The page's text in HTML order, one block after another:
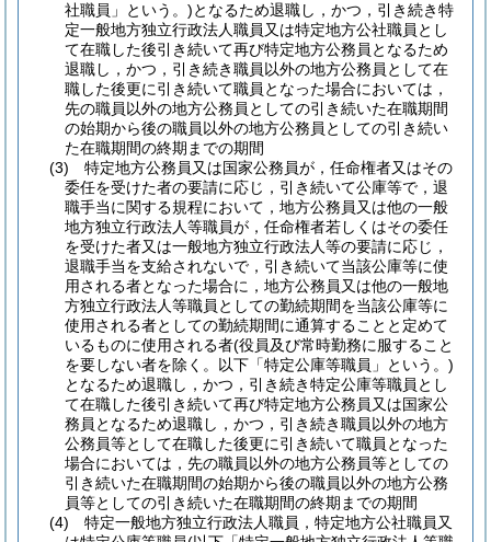
社職員」という。)となるため退職し，かつ，引き続き特
定一般地方独立行政法人職員又は特定地方公社職員とし
て在職した後引き続いて再び特定地方公務員となるため
退職し，かつ，引き続き職員以外の地方公務員として在
職した後更に引き続いて職員となった場合においては，
先の職員以外の地方公務員としての引き続いた在職期間
の始期から後の職員以外の地方公務員としての引き続い
た在職期間の終期までの期間
(3)
特定地方公務員又は国家公務員が，任命権者又はその
委任を受けた者の要請に応じ，引き続いて公庫等で，退
職手当に関する規程において，地方公務員又は他の一般
地方独立行政法人等職員が，任命権者若しくはその委任
を受けた者又は一般地方独立行政法人等の要請に応じ，
退職手当を支給されないで，引き続いて当該公庫等に使
用される者となった場合に，地方公務員又は他の一般地
方独立行政法人等職員としての勤続期間を当該公庫等に
使用される者としての勤続期間に通算することと定めて
いるものに使用される者(役員及び常時勤務に服すること
を要しない者を除く。以下「特定公庫等職員」という。)
となるため退職し，かつ，引き続き特定公庫等職員とし
て在職した後引き続いて再び特定地方公務員又は国家公
務員となるため退職し，かつ，引き続き職員以外の地方
公務員等として在職した後更に引き続いて職員となった
場合においては，先の職員以外の地方公務員等としての
引き続いた在職期間の始期から後の職員以外の地方公務
員等としての引き続いた在職期間の終期までの期間
(4)
特定一般地方独立行政法人職員，特定地方公社職員又